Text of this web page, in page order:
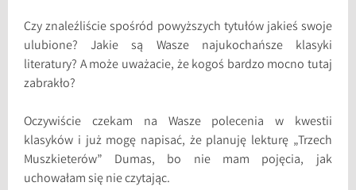
Czy znaleźliście spośród powyższych tytułów jakieś swoje
ulubione? Jakie są Wasze najukochańsze klasyki
literatury? A może uważacie, że kogoś bardzo mocno tutaj
zabrakło?
Oczywiście czekam na Wasze polecenia w kwestii
klasyków i już mogę napisać, że planuję lekturę „Trzech
Muszkieterów” Dumas, bo nie mam pojęcia, jak
uchowałam się nie czytając.